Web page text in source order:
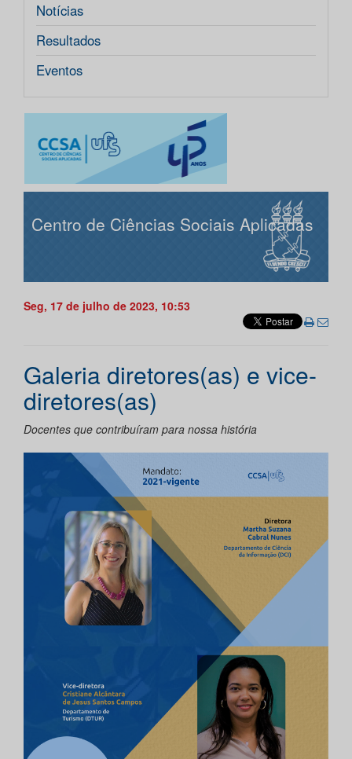
Notícias
Resultados
Eventos
Centro de Ciências Sociais Aplicadas
Seg, 17 de julho de 2023, 10:53
Galeria diretores(as) e vice-
diretores(as)
Docentes que contribuíram para nossa história